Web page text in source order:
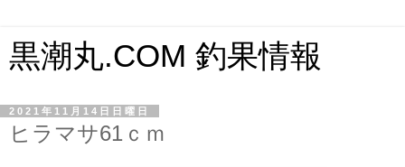
黒潮丸.COM 釣果情報
2021年11月14日日曜日
ヒラマサ61ｃｍ